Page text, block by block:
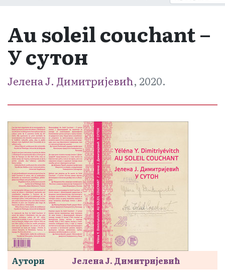
Au soleil couchant –
У сутон
Јелена Ј. Димитријевић, 2020.
Аутори
Јелена Ј. Димитријевић